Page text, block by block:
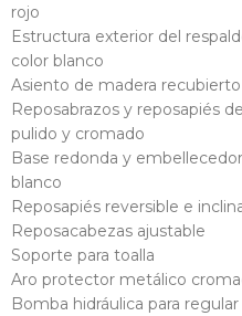
rojo
Estructura exterior del
color blanco
Asiento de madera
Reposabrazos y reposapiés
pulido y cromado
Base redonda y
blanco
Reposapiés reversible e
Reposacabezas ajustable
Soporte para toalla
Aro protector metálico
Bomba hidráulica para